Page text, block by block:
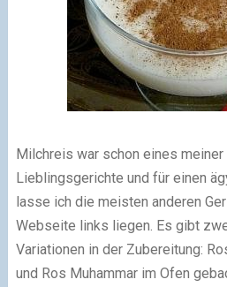
Milchreis war schon eines meiner
Lieblingsgerichte und für einen
lasse ich die meisten anderen
Webseite links liegen. Es gibt
Variationen in der Zubereitung:
und Ros Muhammar im Ofen